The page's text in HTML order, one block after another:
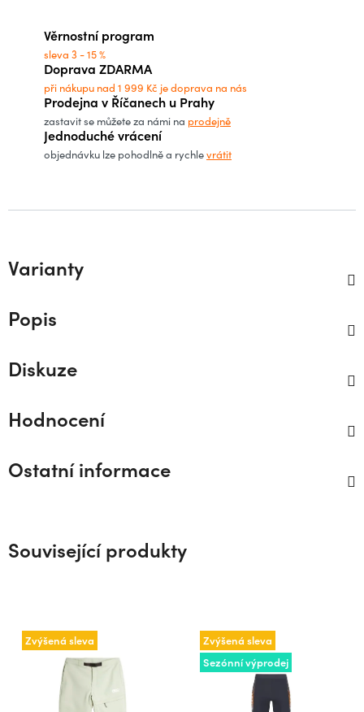
Věrnostní program
sleva 3 - 15 %
Doprava ZDARMA
při nákupu nad 1 999 Kč je doprava na nás
Prodejna v Říčanech u Prahy
zastavit se můžete za námi na prodejně
Jednoduché vrácení
objednávku lze pohodlně a rychlevrátit
Varianty
Popis
Diskuze
Hodnocení
Ostatní informace
Související produkty
Zvýšená sleva
Zvýšená sleva
Sezónní výprodej